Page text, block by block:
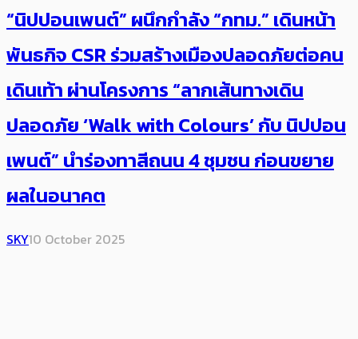
“นิปปอนเพนต์” ผนึกกำลัง “กทม.” เดินหน้า
พันธกิจ CSR ร่วมสร้างเมืองปลอดภัยต่อคน
เดินเท้า ผ่านโครงการ “ลากเส้นทางเดิน
ปลอดภัย ‘Walk with Colours’ กับ นิปปอน
เพนต์” นำร่องทาสีถนน 4 ชุมชน ก่อนขยาย
ผลในอนาคต
SKY10 October 2025